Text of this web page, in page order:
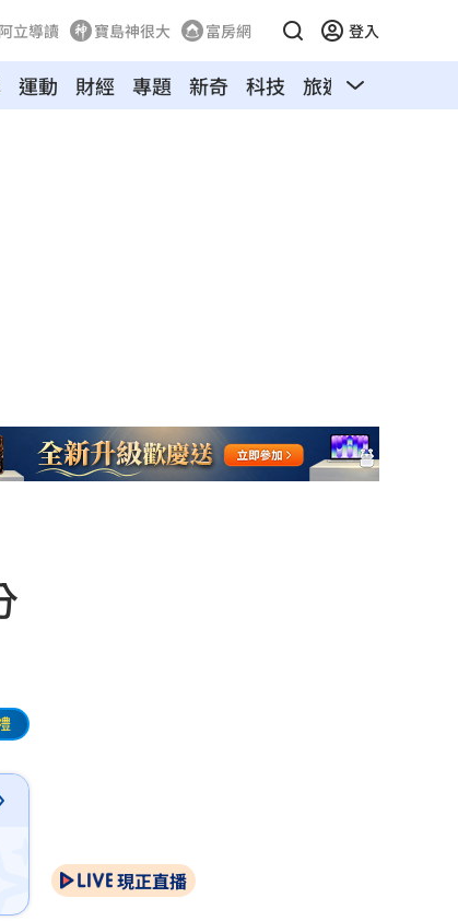
阿立導讀 寶島神很大 富房網 登入
運動 財經 專題 新奇 科技 旅遊 汽車
現正直播